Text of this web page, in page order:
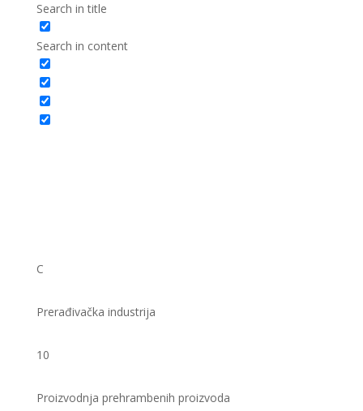
Search in title
Search in content
C
Prerađivačka industrija
10
Proizvodnja prehrambenih proizvoda